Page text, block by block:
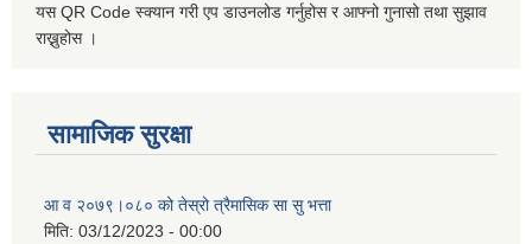
यस QR Code स्क्यान गरी एप डाउनलोड गर्नुहोस र आफ्नो गुनासो तथा सुझाव
राख्नुहोस ।
सामाजिक सुरक्षा
आ व २०७९।०८० को तेस्रो त्रैमासिक सा सु भत्ता
मिति: 03/12/2023 - 00:00